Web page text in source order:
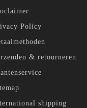
Policy
& retourneren
shipping